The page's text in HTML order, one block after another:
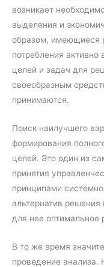
возникает
выделения и
образом, имеющиеся
потребления
целей и задач для
своеобразным
принимаются.
Поиск наилучшего
формирования
целей. Это один из
принятия
принципами
альтернатив
для нее оптимальное
В то же время
проведение анализа.